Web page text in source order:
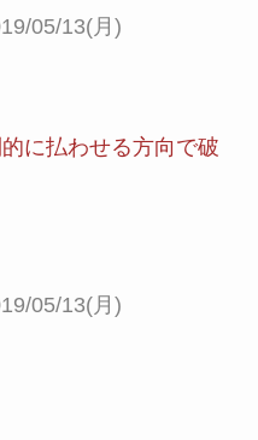
05/13(月)
に払わせる方向で破
05/13(月)